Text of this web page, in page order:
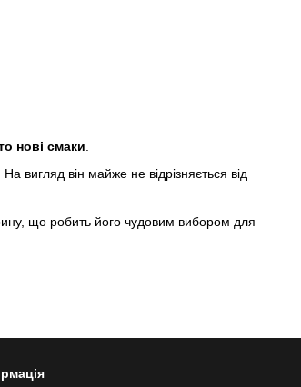
нові смаки
вигляд він майже не відрізняється від
що робить його чудовим вибором для